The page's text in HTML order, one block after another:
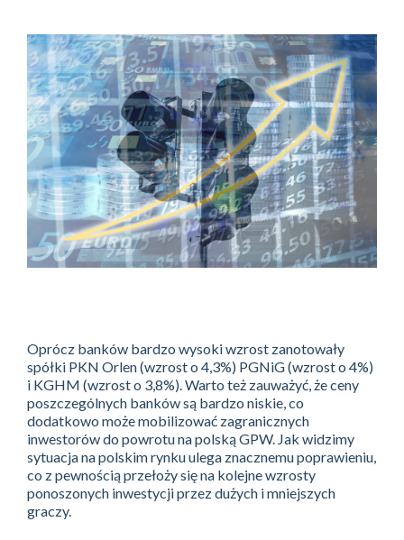
Oprócz banków bardzo wysoki wzrost zanotowały
spółki PKN Orlen (wzrost o 4,3%) PGNiG (wzrost o 4%)
i KGHM (wzrost o 3,8%). Warto też zauważyć, że ceny
poszczególnych banków są bardzo niskie, co
dodatkowo może mobilizować zagranicznych
inwestorów do powrotu na polską GPW. Jak widzimy
sytuacja na polskim rynku ulega znacznemu poprawieniu,
co z pewnością przełoży się na kolejne wzrosty
ponoszonych inwestycji przez dużych i mniejszych
graczy.